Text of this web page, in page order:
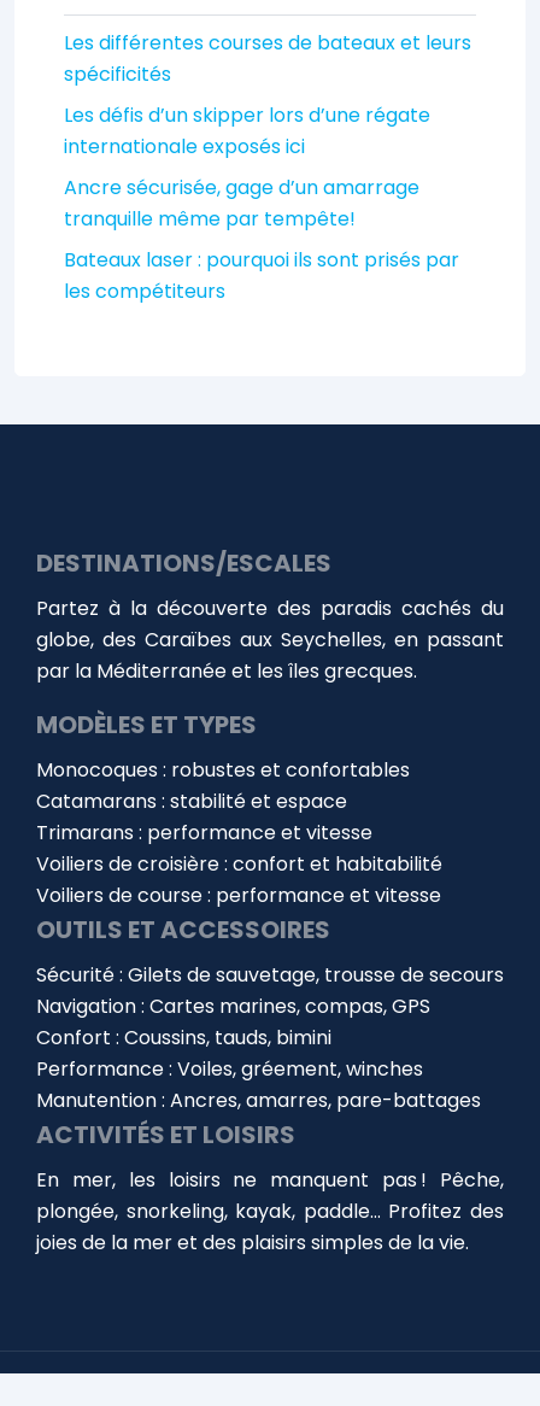
Les différentes courses de bateaux et leurs
spécificités
Les défis d’un skipper lors d’une régate
internationale exposés ici
Ancre sécurisée, gage d’un amarrage
tranquille même par tempête!
Bateaux laser : pourquoi ils sont prisés par
les compétiteurs
DESTINATIONS/ESCALES
Partez à la découverte des paradis cachés du
globe, des Caraïbes aux Seychelles, en passant
par la Méditerranée et les îles grecques.
MODÈLES ET TYPES
Monocoques : robustes et confortables
Catamarans : stabilité et espace
Trimarans : performance et vitesse
Voiliers de croisière : confort et habitabilité
Voiliers de course : performance et vitesse
OUTILS ET ACCESSOIRES
Sécurité : Gilets de sauvetage, trousse de secours
Navigation : Cartes marines, compas, GPS
Confort : Coussins, tauds, bimini
Performance : Voiles, gréement, winches
Manutention : Ancres, amarres, pare-battages
ACTIVITÉS ET LOISIRS
En mer, les loisirs ne manquent pas ! Pêche,
plongée, snorkeling, kayak, paddle… Profitez des
joies de la mer et des plaisirs simples de la vie.